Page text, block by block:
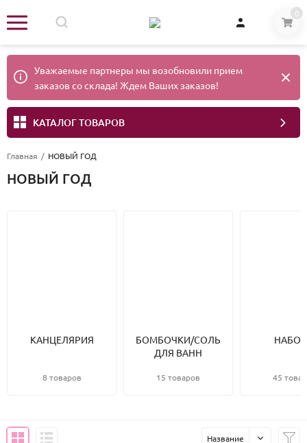
0
Уважаемые партнеры мы возобновили прием
заказов со склада! Ждем Ваших заказов!
КАТАЛОГ ТОВАРОВ
Главная / НОВЫЙ ГОД
НОВЫЙ ГОД
КАНЦЕЛЯРИЯ
8 товаров
БОМБОЧКИ/СОЛЬ
ДЛЯ ВАНН
15 товаров 45
Название